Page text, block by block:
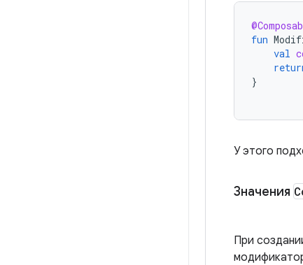
fun
val
}
У этого
Значения
При